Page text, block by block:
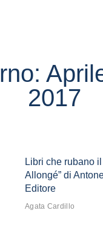
2017
Libri che rubano
Allongé” di
Editore
Agata Cardillo